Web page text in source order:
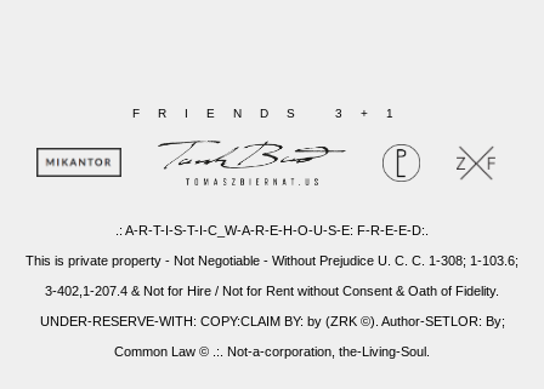
FRIENDS 3+1
.: A-R-T-I-S-T-I-C_W-A-R-E-H-O-U-S-E: F-R-E-E-D:.
This is private property - Not Negotiable - Without Prejudice U. C. C. 1-308; 1-103.6;
3-402,1-207.4 & Not for Hire / Not for Rent without Consent & Oath of Fidelity.
UNDER-RESERVE-WITH: COPY:CLAIM BY: by (ZRK ©). Author-SETLOR: By;
Common Law © .:. Not-a-corporation, the-Living-Soul.